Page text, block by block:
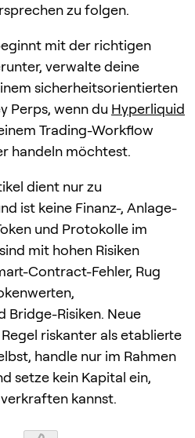
zu folgen.
mit der richtigen
verwalte deine
sicherheitsorientierten
Perps, wenn du Hyperliquid
Trading-Workflow
handeln möchtest.
dient nur zu
ist keine Finanz-, Anlage-
und Protokolle im
mit hohen Risiken
Contract-Fehler, Rug
Bridge-Risiken. Neue
riskanter als etablierte
handle nur im Rahmen
setze kein Kapital ein,
kannst.